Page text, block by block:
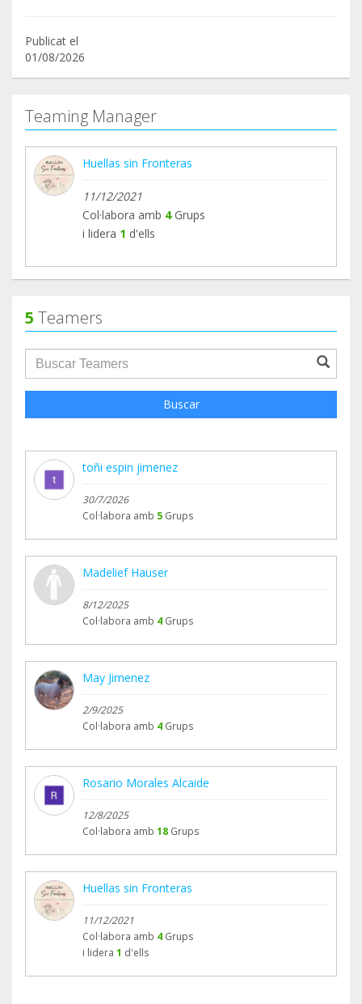
Publicat el
01/08/2026
Teaming Manager
Huellas sin Fronteras
11/12/2021
Col·labora amb 4Grups
i lidera 1 d'ells
5 Teamers
groupProfile.searchForm.search.text???
Buscar
toñi espin jimenez
30/7/2026
Col·labora amb 5 Grups
Madelief Hauser
8/12/2025
Col·labora amb 4 Grups
May Jimenez
2/9/2025
Col·labora amb 4 Grups
Rosario Morales Alcaide
12/8/2025
Col·labora amb 18 Grups
Huellas sin Fronteras
11/12/2021
Col·labora amb 4 Grups
i lidera 1 d'ells